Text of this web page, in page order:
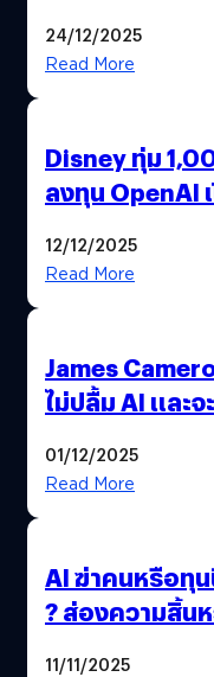
24/12/2025
Read More
Disney ทุ่ม
ลงทุน OpenAI
12/12/2025
Read More
James
ไม่ปลื้ม AI และจ
01/12/2025
Read More
AI ฆ่าคนหรือทุ
? ส่องความสิ้นห
11/11/2025